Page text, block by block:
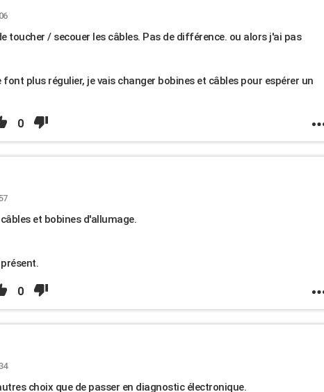
toucher / secouer les câbles. Pas de différence. ou alors j'ai pas
font plus régulier, je vais changer bobines et câbles pour espérer un
0
et bobines d'allumage.
0
choix que de passer en diagnostic électronique.